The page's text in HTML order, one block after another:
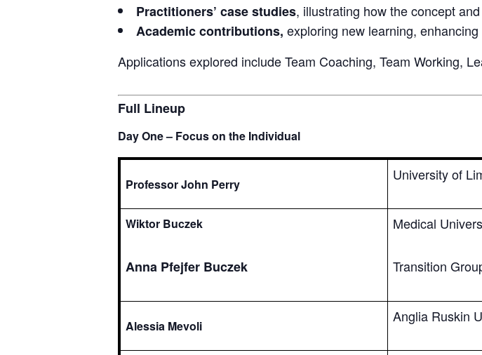
Practitioners’ case studies, illustrating how the concept
Academic contributions, exploring new learning,
Applications explored include Team Coaching, Team Working,
Full Lineup
Day One – Focus on the Individual
Professor John Perry
University of
Wiktor Buczek
Anna Pfejfer Buczek
Medical
Transition
Alessia Mevoli
Anglia Ruskin